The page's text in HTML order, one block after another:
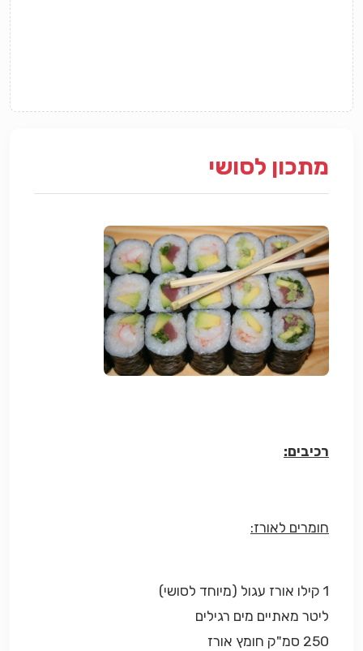
מתכון לסושי
רכיבים:
חומרים לאורז:
1 קילו אורז עגול (מיוחד לסושי)
ליטר מאתיים מים רגילים
250 סמ"ק חומץ אורז